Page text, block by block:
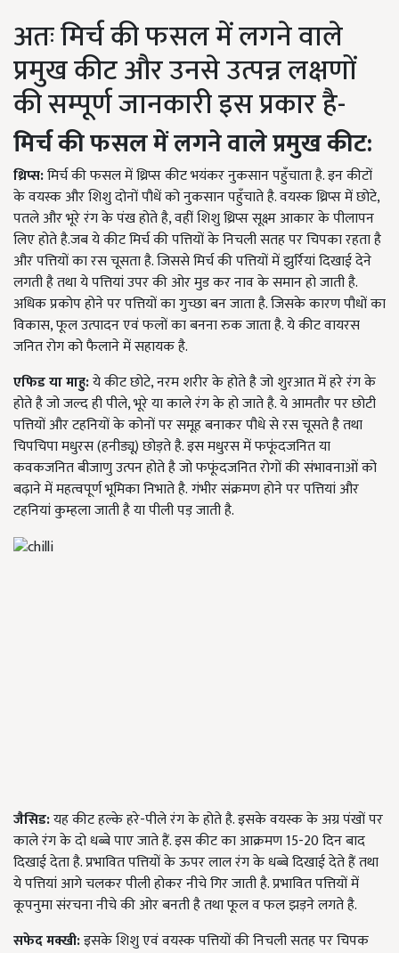
अतः मिर्च की फसल में लगने वाले
प्रमुख कीट और उनसे उत्पन्न लक्षणों
की सम्पूर्ण जानकारी इस प्रकार है-
मिर्च की फसल में लगने वाले प्रमुख कीट:
थ्रिप्स:मिर्च की फसल में थ्रिप्स कीट भयंकर नुकसान पहुँचाता है. इन कीटों
के वयस्क और शिशु दोनों पौधें को नुकसान पहुँचाते है. वयस्क थ्रिप्स में छोटे,
पतले और भूरे रंग के पंख होते है, वहीं शिशु थ्रिप्स सूक्ष्म आकार के पीलापन
लिए होते है.जब ये कीट मिर्च की पत्तियों के निचली सतह पर चिपका रहता है
और पत्तियों का रस चूसता है. जिससे मिर्च की पत्तियों में झुर्रियां दिखाई देने
लगती है तथा ये पत्तियां उपर की ओर मुड कर नाव के समान हो जाती है.
अधिक प्रकोप होने पर पत्तियों का गुच्छा बन जाता है. जिसके कारण पौधों का
विकास, फूल उत्पादन एवं फलों का बनना रुक जाता है. ये कीट वायरस
जनित रोग को फैलाने में सहायक है.
एफिड या माहु:ये कीट छोटे, नरम शरीर के होते है जो शुरआत में हरे रंग के
होते है जो जल्द ही पीले, भूरे या काले रंग के हो जाते है. ये आमतौर पर छोटी
पत्तियों और टहनियों के कोनों पर समूह बनाकर पौधे से रस चूसते है तथा
चिपचिपा मधुरस (हनीड्यू) छोड़ते है. इस मधुरस में फफूंदजनित या
कवकजनित बीजाणु उत्पन होते है जो फफूंदजनित रोगों की संभावनाओं को
बढ़ाने में महत्वपूर्ण भूमिका निभाते है. गंभीर संक्रमण होने पर पत्तियां और
टहनियां कुम्हला जाती है या पीली पड़ जाती है.
जैसिड:यह कीट हल्के हरे-पीले रंग के होते है. इसके वयस्क के अग्र पंखों पर
काले रंग के दो धब्बे पाए जाते हैं. इस कीट का आक्रमण 15-20 दिन बाद
दिखाई देता है. प्रभावित पत्तियों के ऊपर लाल रंग के धब्बे दिखाई देते हैं तथा
ये पत्तियां आगे चलकर पीली होकर नीचे गिर जाती है. प्रभावित पत्तियों में
कूपनुमा संरचना नीचे की ओर बनती है तथा फूल व फल झड़ने लगते है.
सफेद मक्खी:इसके शिशु एवं वयस्क पत्तियों की निचली सतह पर चिपक